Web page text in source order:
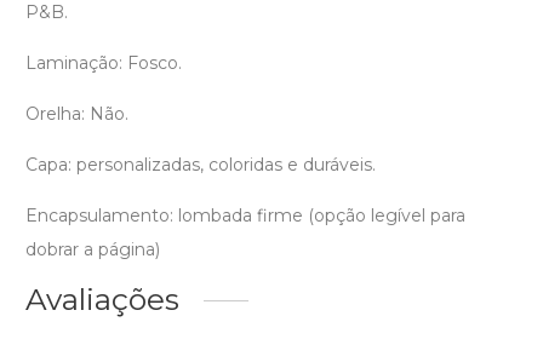
P&B.
Laminação: Fosco.
Orelha: Não.
Capa: personalizadas, coloridas e duráveis.
Encapsulamento: lombada firme (opção legível para
dobrar a página)
Avaliações